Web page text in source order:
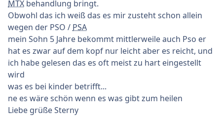
MTX behandlung bringt.
Obwohl das ich weiß das es mir zusteht schon allein
wegen der PSO / PSA
mein Sohn 5 Jahre bekommt mittlerweile auch Pso er
hat es zwar auf dem kopf nur leicht aber es reicht, und
ich habe gelesen das es oft meist zu hart eingestellt
wird
was es bei kinder betrifft...
ne es wäre schön wenn es was gibt zum heilen
Liebe grüße Sterny